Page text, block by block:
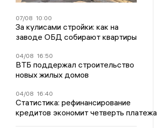
07/08 10:00
За кулисами стройки: как на
заводе ОБД собирают квартиры
04/08 16:50
ВТБ поддержал строительство
новых жилых домов
04/08 16:40
Статистика: рефинансирование
кредитов экономит четверть платежа